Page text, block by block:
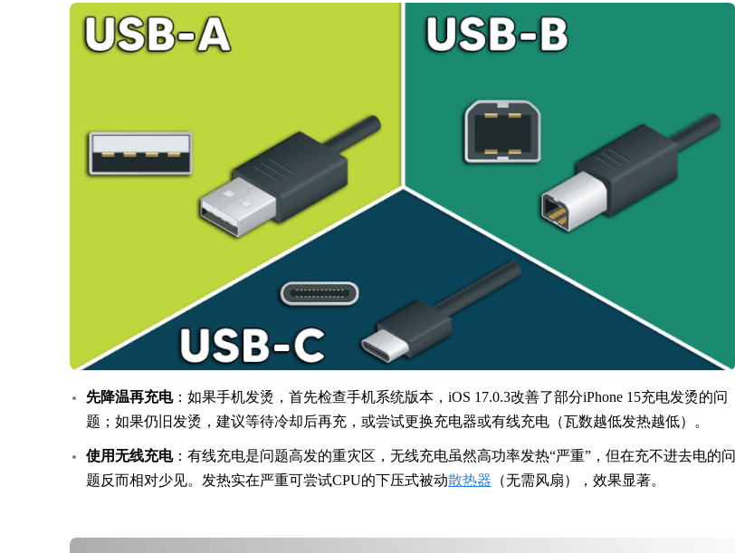
先降温再充电：如果手机发烫，首先检查手机系统版本，iOS 17.0.3改善了部分iPhone 15充电发烫的问
题；如果仍旧发烫，建议等待冷却后再充，或尝试更换充电器或有线充电（瓦数越低发热越低）。
使用无线充电：有线充电是问题高发的重灾区，无线充电虽然高功率发热“严重”，但在充不进去电的问
题反而相对少见。发热实在严重可尝试CPU的下压式被动散热器 （无需风扇），效果显著。